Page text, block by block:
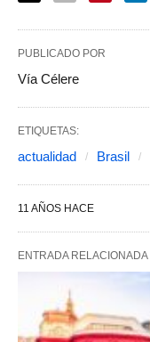
PUBLICADO POR
Vía Célere
ETIQUETAS:
actualidad Brasil
11 AÑOS HACE
ENTRADA RELACIONADA